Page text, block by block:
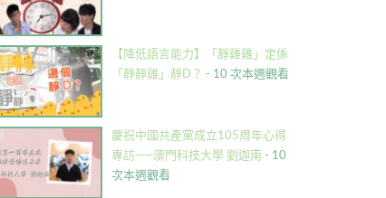
【降低語言能力】「靜雞雞」定係
「靜靜雞」靜D？ - 10 次本週觀看
慶祝中國共產黨成立105周年心得
專訪——澳門科技大學 劉迦南 - 10
次本週觀看